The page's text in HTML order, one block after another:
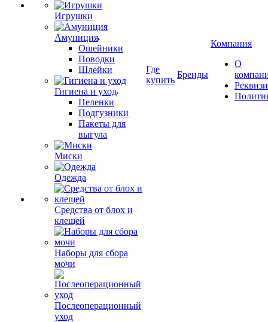
Игрушки
Амуниция
Ошейники
Поводки
Шлейки
Гигиена и уход
Пеленки
Подгузники
Пакеты для
выгула
Миски
Одежда
Средства от блох и
клещей
Наборы для сбора
мочи
Послеоперационный
уход
Где
купить
Бренды
Компания
О